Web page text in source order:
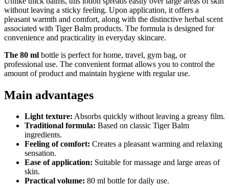
without leaving a sticky feeling. Upon application, it offers a
pleasant warmth and comfort, along with the distinctive herbal scent
associated with Tiger Balm products. The formula is designed for
convenience and practicality in everyday skincare.
The 80 ml bottle is perfect for home, travel, gym bag, or
professional use. The convenient format allows you to control the
amount of product and maintain hygiene with regular use.
Main advantages
Light texture: Absorbs quickly without leaving a greasy film.
Traditional formula: Based on classic Tiger Balm
ingredients.
Feeling of comfort: Creates a pleasant warming and relaxing
sensation.
Ease of application: Suitable for massage and large areas of
skin.
Practical volume: 80 ml bottle for daily use.